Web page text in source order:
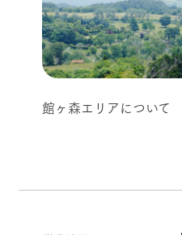
館ヶ森エリアについて